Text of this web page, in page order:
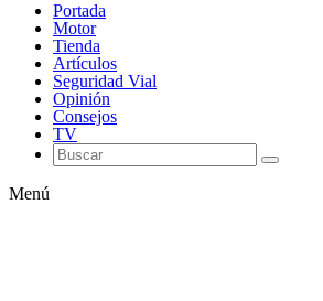
Portada
Motor
Tienda
Artículos
Seguridad Vial
Opinión
Consejos
TV
Menú